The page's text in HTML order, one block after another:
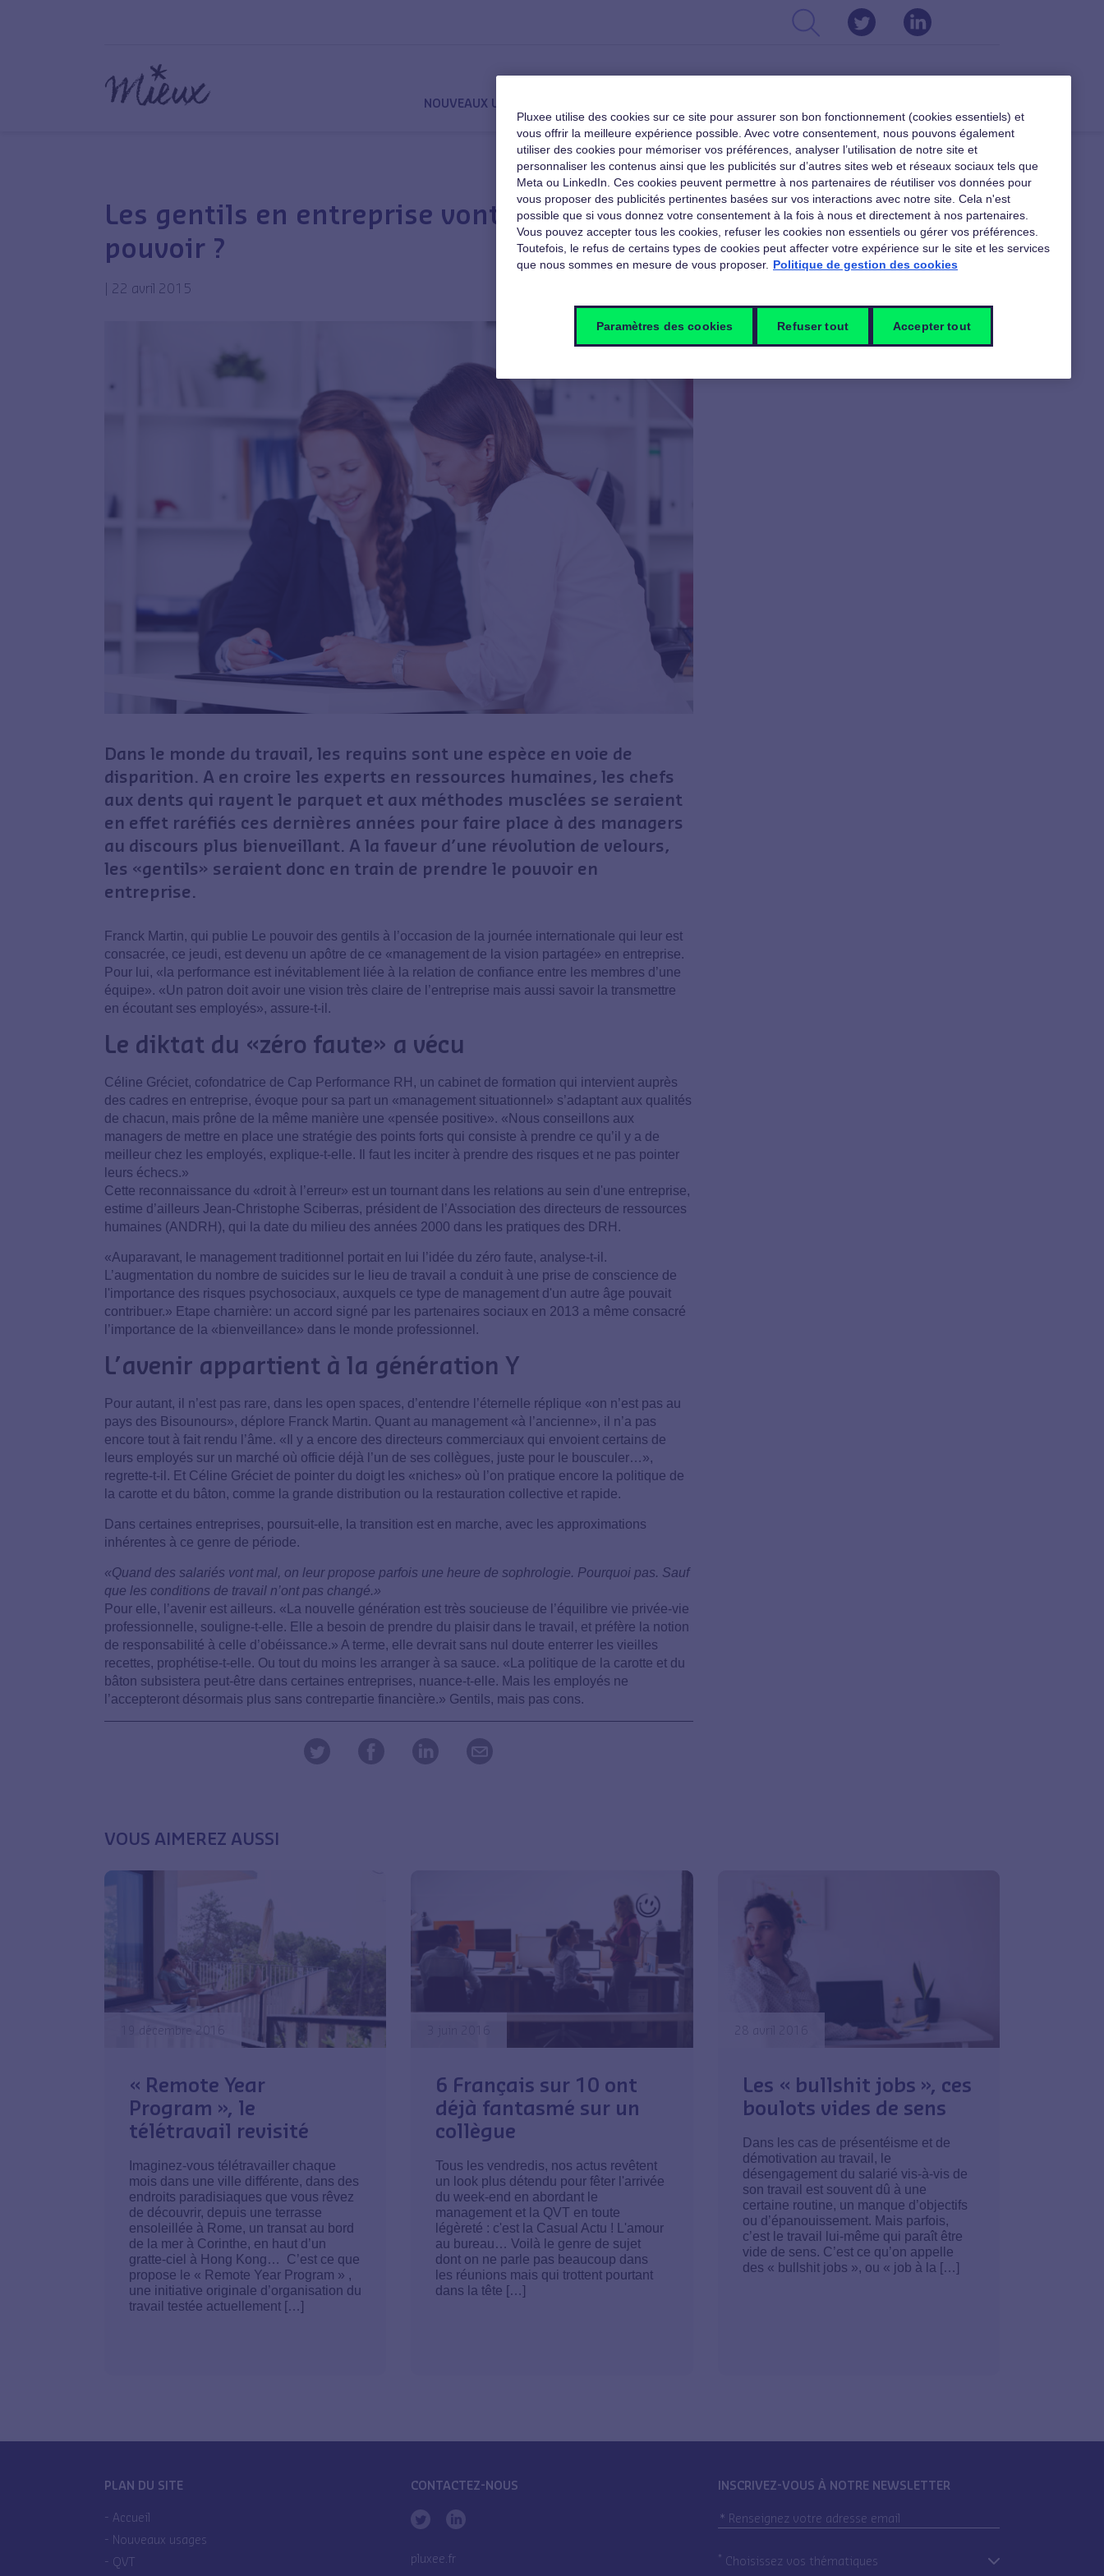
NOUVEAUX USAGES
Les gentils en entreprise vont-ils prendre le
pouvoir ?
22 avril 2015
Dans le monde du travail, les requins sont une espèce en voie de
disparition. A en croire les experts en ressources humaines, les chefs
aux dents qui rayent le parquet et aux méthodes musclées se seraient
en effet raréfiés ces dernières années pour faire place à des managers
au discours plus bienveillant. A la faveur d’une révolution de velours,
les «gentils» seraient donc en train de prendre le pouvoir en
entreprise.
Franck Martin, qui publie Le pouvoir des gentils à l’occasion de la journée internationale qui leur est
consacrée, ce jeudi, est devenu un apôtre de ce «management de la vision partagée» en entreprise.
Pour lui, «la performance est inévitablement liée à la relation de confiance entre les membres d’une
équipe». «Un patron doit avoir une vision très claire de l’entreprise mais aussi savoir la transmettre
en écoutant ses employés», assure-t-il.
Le diktat du «zéro faute» a vécu
Céline Gréciet, cofondatrice de Cap Performance RH, un cabinet de formation qui intervient auprès
des cadres en entreprise, évoque pour sa part un «management situationnel» s’adaptant aux qualités
de chacun, mais prône de la même manière une «pensée positive». «Nous conseillons aux
managers de mettre en place une stratégie des points forts qui consiste à prendre ce qu’il y a de
meilleur chez les employés, explique-t-elle. Il faut les inciter à prendre des risques et ne pas pointer
leurs échecs.»
Cette reconnaissance du «droit à l’erreur» est un tournant dans les relations au sein d'une entreprise,
estime d’ailleurs Jean-Christophe Sciberras, président de l’Association des directeurs de ressources
humaines (ANDRH), qui la date du milieu des années 2000 dans les pratiques des DRH.
«Auparavant, le management traditionnel portait en lui l’idée du zéro faute, analyse-t-il.
L’augmentation du nombre de suicides sur le lieu de travail a conduit à une prise de conscience de
l'importance des risques psychosociaux, auxquels ce type de management d'un autre âge pouvait
contribuer.» Etape charnière: un accord signé par les partenaires sociaux en 2013 a même consacré
l’importance de la «bienveillance» dans le monde professionnel.
L’avenir appartient à la génération Y
Pour autant, il n’est pas rare, dans les open spaces, d’entendre l’éternelle réplique «on n’est pas au
pays des Bisounours», déplore Franck Martin. Quant au management «à l’ancienne», il n’a pas
encore tout à fait rendu l’âme. «Il y a encore des directeurs commerciaux qui envoient certains de
leurs employés sur un marché où officie déjà l’un de ses collègues, juste pour le bousculer…»,
regrette-t-il. Et Céline Gréciet de pointer du doigt les «niches» où l’on pratique encore la politique de
la carotte et du bâton, comme la grande distribution ou la restauration collective et rapide.
Dans certaines entreprises, poursuit-elle, la transition est en marche, avec les approximations
inhérentes à ce genre de période.
«Quand des salariés vont mal, on leur propose parfois une heure de sophrologie. Pourquoi pas. Sauf
que les conditions de travail n’ont pas changé.»
Pour elle, l’avenir est ailleurs. «La nouvelle génération est très soucieuse de l’équilibre vie privée-vie
professionnelle, souligne-t-elle. Elle a besoin de prendre du plaisir dans le travail, et préfère la notion
de responsabilité à celle d’obéissance.» A terme, elle devrait sans nul doute enterrer les vieilles
recettes, prophétise-t-elle. Ou tout du moins les arranger à sa sauce. «La politique de la carotte et du
bâton subsistera peut-être dans certaines entreprises, nuance-t-elle. Mais les employés ne
l’accepteront désormais plus sans contrepartie financière.» Gentils, mais pas cons.
VOUS AIMEREZ AUSSI
19 décembre 2016
« Remote Year
Program », le
télétravail revisité
Imaginez-vous télétravailler chaque
mois dans une ville différente, dans des
endroits paradisiaques que vous rêvez
de découvrir, depuis une terrasse
ensoleillée à Rome, un transat au bord
de la mer à Corinthe, en haut d’un
gratte-ciel à Hong Kong… C’est ce que
propose le « Remote Year Program » ,
une initiative originale d’organisation du
travail testée actuellement […]
6 Français sur 10 ont
déjà fantasmé sur un
collègue
Tous les vendredis, nos actus revêtent
un look plus détendu pour fêter l'arrivée
du week-end en abordant le
management et la QVT en toute
légèreté : c'est la Casual Actu ! L'amour
au bureau… Voilà le genre de sujet
dont on ne parle pas beaucoup dans
les réunions mais qui trottent pourtant
dans la tête […]
28 avril 2016
Les « bullshit jobs », ces
boulots vides de sens
Dans les cas de présentéisme et de
démotivation au travail, le
désengagement du salarié vis-à-vis de
son travail est souvent dû à une
certaine routine, un manque d’objectifs
ou d’épanouissement. Mais parfois,
c’est le travail lui-même qui paraît être
vide de sens. C’est ce qu’on appelle
des « bullshit jobs », ou « job à la […]
PLAN DU SITE
Accueil
Nouveaux usages
QVT
CONTACTEZ-NOUS
pluxee.fr
INSCRIVEZ-VOUS À NOTRE NEWSLETTER
* Choisissez vos thématiques
Pluxee utilise des cookies sur ce site pour assurer son bon fonctionnement (cookies essentiels) et
vous offrir la meilleure expérience possible. Avec votre consentement, nous pouvons également
utiliser des cookies pour mémoriser vos préférences, analyser l’utilisation de notre site et
personnaliser les contenus ainsi que les publicités sur d’autres sites web et réseaux sociaux tels que
Meta ou LinkedIn. Ces cookies peuvent permettre à nos partenaires de réutiliser vos données pour
vous proposer des publicités pertinentes basées sur vos interactions avec notre site. Cela n'est
possible que si vous donnez votre consentement à la fois à nous et directement à nos partenaires.
Vous pouvez accepter tous les cookies, refuser les cookies non essentiels ou gérer vos préférences.
Toutefois, le refus de certains types de cookies peut affecter votre expérience sur le site et les services
que nous sommes en mesure de vous proposer. Politique de gestion des cookies
Paramètres des cookies Refuser tout Accepter tout